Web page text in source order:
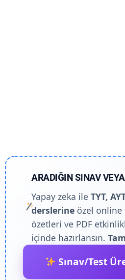
ARADIĞIN SINAV
Yapay zeka ileTYT,
derslerine özel online
özetleri ve PDF
içinde hazırlansın.
Sınav/Test